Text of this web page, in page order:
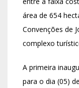
área de 654
Convenções de
complexo
A primeira
para o dia (05)